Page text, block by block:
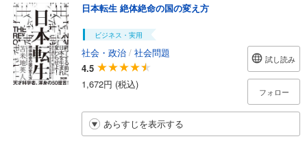
日本転生 絶体絶命の国の変え方
ビジネス・実用
社会・政治 / 社会問題
4.5
1,672円 (税込)
試し読み
フォロー
あらすじを表示する